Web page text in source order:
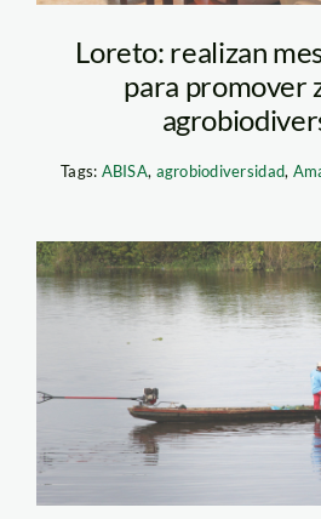
Loreto: realizan
para promover
Tags: ABISA, agrobiodiversidad,